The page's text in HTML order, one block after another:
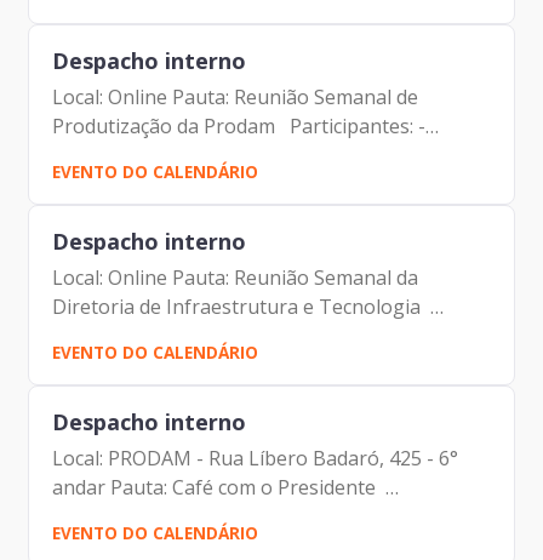
Presidência | Prodam-SP -...
Despacho interno
Local: Online Pauta: Reunião Semanal de
Produtização da Prodam Participantes: -
Francisco Forbes – Presidente | Prodam-SP -
André Tomiatto - Assessor da Presidência |
Prodam-SP - Maurício...
EVENTO DO CALENDÁRIO
Despacho interno
Local: Online Pauta: Reunião Semanal da
Diretoria de Infraestrutura e Tecnologia
Participantes: - Francisco Forbes – Presidente |
Prodam-SP - André Tomiatto - Assessor da
Presidência | Prodam-SP...
EVENTO DO CALENDÁRIO
Despacho interno
Local: PRODAM - Rua Líbero Badaró, 425 - 6°
andar Pauta: Café com o Presidente
Participantes: - Francisco Forbes – Presidente |
Prodam-SP - Colaboradores| Prodam-SP
EVENTO DO CALENDÁRIO